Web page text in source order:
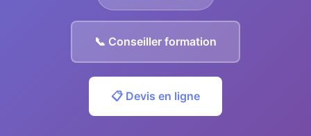
📞 Conseiller formation
📋 Devis en ligne